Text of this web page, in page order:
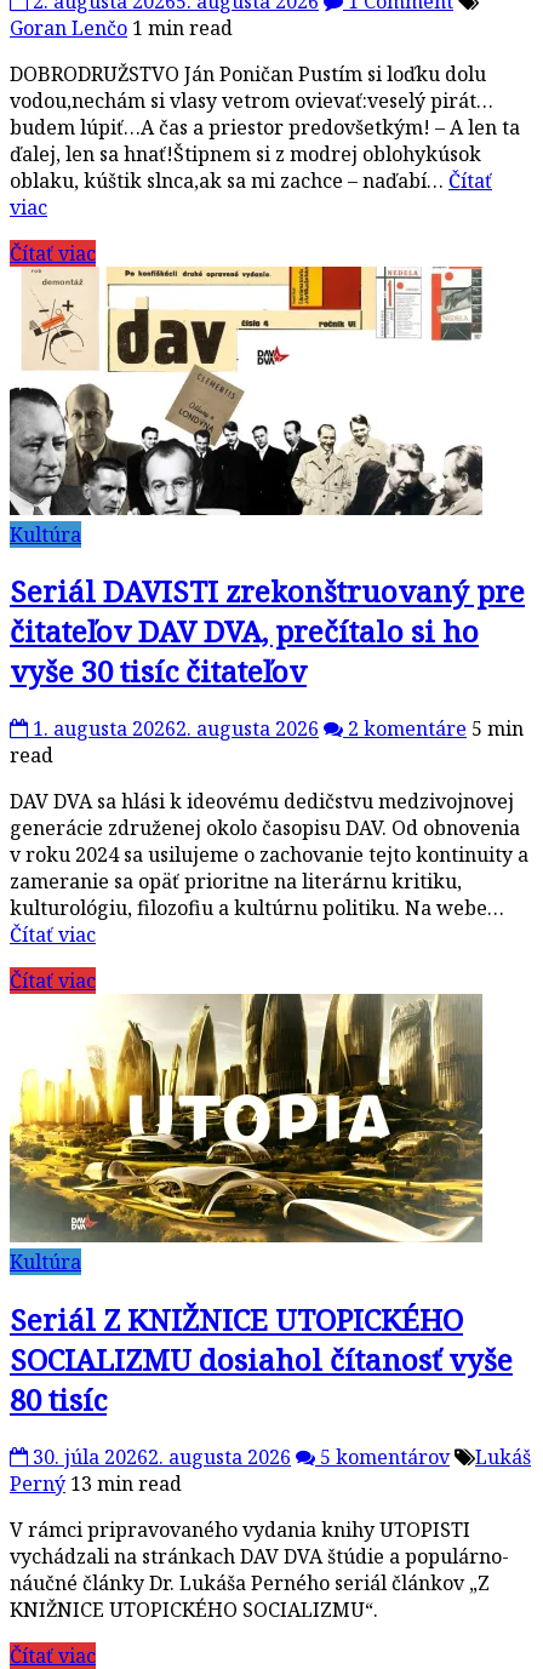
Goran Lenčo 1 min read
DOBRODRUŽSTVO Ján Poničan Pustím si loďku dolu
vodou,nechám si vlasy vetrom ovievať:veselý pirát…
budem lúpiť…A čas a priestor predovšetkým! – A len ta
ďalej, len sa hnať!Štipnem si z modrej oblohykúsok
oblaku, kúštik slnca,ak sa mi zachce – naďabí… Čítať
viac
Čítať viac
Kultúra
Seriál DAVISTI zrekonštruovaný pre
čitateľov DAV DVA, prečítalo si ho
vyše 30 tisíc čitateľov
1. augusta 20262. augusta 2026 2 komentáre 5 min
read
DAV DVA sa hlási k ideovému dedičstvu medzivojnovej
generácie združenej okolo časopisu DAV. Od obnovenia
v roku 2024 sa usilujeme o zachovanie tejto kontinuity a
zameranie sa opäť prioritne na literárnu kritiku,
kulturológiu, filozofiu a kultúrnu politiku. Na webe…
Čítať viac
Čítať viac
Kultúra
Seriál Z KNIŽNICE UTOPICKÉHO
SOCIALIZMU dosiahol čítanosť vyše
80 tisíc
30. júla 20262. augusta 2026 5 komentárov
Lukáš
Perný 13 min read
V rámci pripravovaného vydania knihy UTOPISTI
vychádzali na stránkach DAV DVA štúdie a populárno-
náučné články Dr. Lukáša Perného seriál článkov „Z
KNIŽNICE UTOPICKÉHO SOCIALIZMU“.
Čítať viac